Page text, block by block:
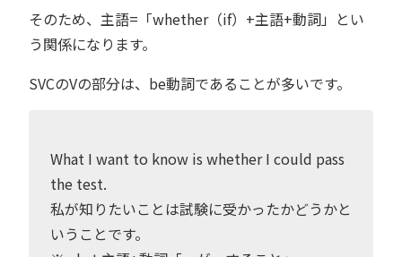
そのため、主語=「whether（if）+主語+動詞」とい
う関係になります。
SVCのVの部分は、be動詞であることが多いです。
What I want to know is whether I could pass
the test.
私が知りたいことは試験に受かったかどうかと
いうことです。